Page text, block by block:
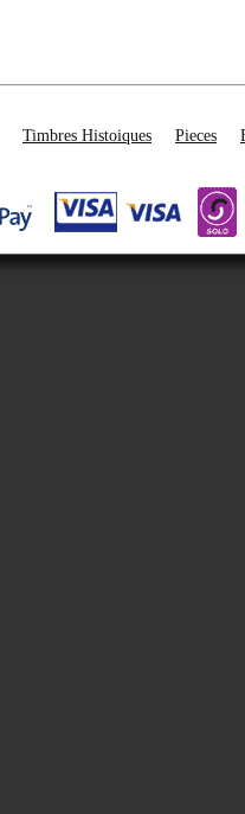
Timbres Histoiques Pieces